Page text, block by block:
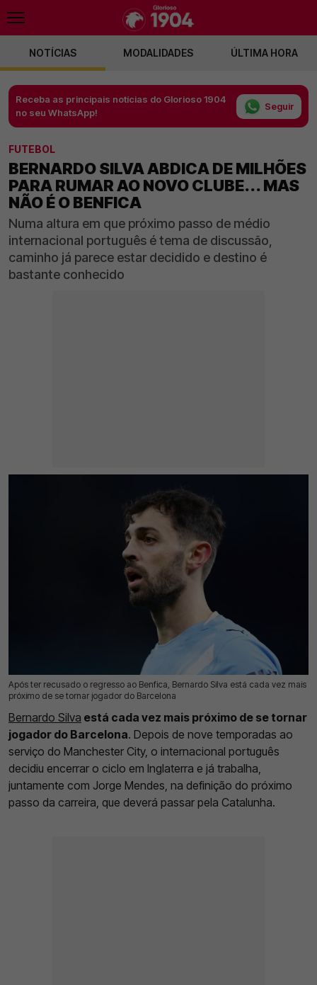
NOTÍCIAS MODALIDADES ÚLTIMA HORA
Receba as principais notícias do Glorioso 1904
no seu WhatsApp!
Seguir
FUTEBOL
BERNARDO SILVA ABDICA DE MILHÕES
PARA RUMAR AO NOVO CLUBE... MAS
NÃO É O BENFICA
Numa altura em que próximo passo de médio
internacional português é tema de discussão,
caminho já parece estar decidido e destino é
bastante conhecido
Após ter recusado o regresso ao Benfica, Bernardo Silva está cada vez mais
próximo de se tornar jogador do Barcelona
29 Mai 2026 | 11:52 | 0
Bernardo Silva está cada vez mais próximo de se tornar
jogador do Barcelona. Depois de nove temporadas ao
serviço do Manchester City, o internacional português
decidiu encerrar o ciclo em Inglaterra e já trabalha,
juntamente com Jorge Mendes, na definição do próximo
passo da carreira, que deverá passar pela Catalunha.